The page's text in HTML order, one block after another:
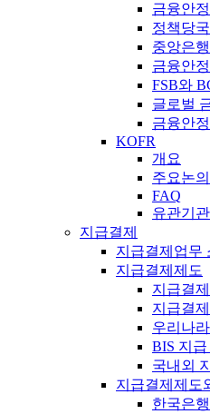
금융안
정책당
중앙은
금융안
FSB와
글로벌
금융안
KOFR
개요
주요논
FAQ
유관기
지급결제
지급결제업무
지급결제제도
지급결
지급결
우리나
BIS 지
국내외
지급결제제도
한국은